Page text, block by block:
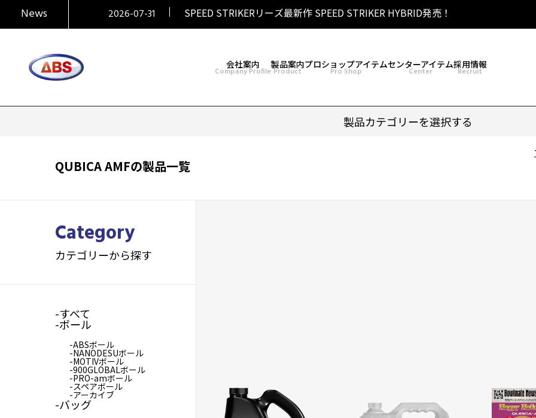
News 2026-07-31 SPEED STRIKERリーズ最新作 SPEED STRIKER HYBRID発売！
2026-07-31 SIGMAシリーズ復活！ SIGMA TOUR PEARL発売！
会社案内
Company Profile
製品案内
Product
プロショップアイテム
Pro Shop
センターアイテム
Center
採用情報
Recruit
製品カテゴリーを選択する
QUBICA AMFの製品一覧
Category
カテゴリーから探す
すべて
ボール
ABSボール
NANODESUボール
MOTIVボール
900GLOBALボール
PRO-amボール
スペアボール
アーカイブ
バッグ